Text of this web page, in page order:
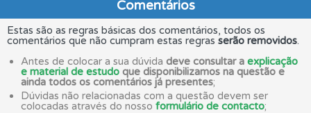
Comentários
Estas são as regras básicas dos comentários, todos os
comentários que não cumpram estas regras serão removidos.
Antes de colocar a sua dúvida deve consultar a explicação
e material de estudo que disponibilizamos na questão e
ainda todos os comentários já presentes;
Dúvidas não relacionadas com a questão devem ser
colocadas através do nosso formulário de contacto;